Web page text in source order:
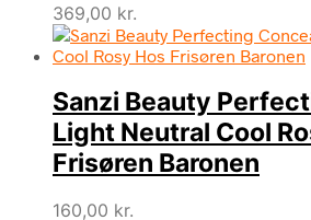
369,00 kr.
Sanzi Beauty
Light Neutral Cool
Frisøren Baronen
160,00 kr.